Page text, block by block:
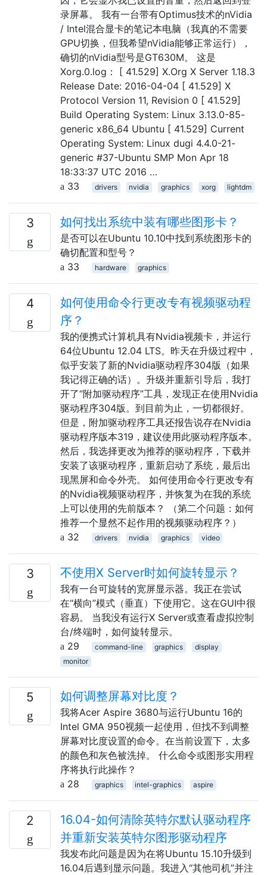
录屏幕。 我有一台带有Optimus技术的nVidia
/ Intel混合显卡的笔记本电脑（我真的不需要
GPU切换，但我希望nVidia能够正常运行），
确切的nVidia型号是GT630M。 这是
Xorg.0.log： [ 41.529] X.Org X Server 1.18.3
Release Date: 2016-04-04 [ 41.529] X
Protocol Version 11, Revision 0 [ 41.529]
Build Operating System: Linux 3.13.0-85-
generic x86_64 Ubuntu [ 41.529] Current
Operating System: Linux dugi 4.4.0-21-
generic #37-Ubuntu SMP Mon Apr 18
18:33:37 UTC 2016 …
33
drivers nvidia graphics xorg lightdm
3 如何找出系统中装有哪些图形卡？
是否可以在Ubuntu 10.10中找到系统图形卡的
确切配置和型号？
33
hardware graphics
4
如何使用命令行更改专有视频驱动程
序？
我的便携式计算机具有Nvidia视频卡，并运行
64位Ubuntu 12.04 LTS。昨天在升级过程中，
似乎安装了新的Nvidia驱动程序304版（如果
我记得正确的话）。升级并重新引导后，我打
开了“附加驱动程序”工具，发现正在使用Nvidia
驱动程序304版。到目前为止，一切都很好。
但是，附加驱动程序工具还报告说存在Nvidia
驱动程序版本319，建议使用此驱动程序版本。
然后，我选择更改为推荐的驱动程序，下载并
安装了该驱动程序，重新启动了系统，最后出
现黑屏和命令外壳。 如何使用命令行更改专有
的Nvidia视频驱动程序，并恢复为在我的系统
上可以使用的先前版本？ （第二个问题：如何
推荐一个显然不起作用的视频驱动程序？）
32
drivers nvidia graphics video
3 不使用X Server时如何旋转显示？
我有一台可旋转的宽屏显示器。我正在尝试
在“横向”模式（垂直）下使用它。这在GUI中很
容易。 当我没有运行X Server或查看虚拟控制
台/终端时，如何旋转显示。
29
command-line graphics
display
monitor
5 如何调整屏幕对比度？
我将Acer Aspire 3680与运行Ubuntu 16的
Intel GMA 950视频一起使用，但找不到调整
屏幕对比度设置的命令。在当前设置下，太多
的颜色和灰色被洗掉。 什么命令或图形实用程
序将执行此操作？
28
graphics intel-graphics aspire
2
16.04-如何清除英特尔默认驱动程序
并重新安装英特尔图形驱动程序
我发布此问题是因为在将Ubuntu 15.10升级到
16.04后遇到显示问题。我进入“其他司机”并注